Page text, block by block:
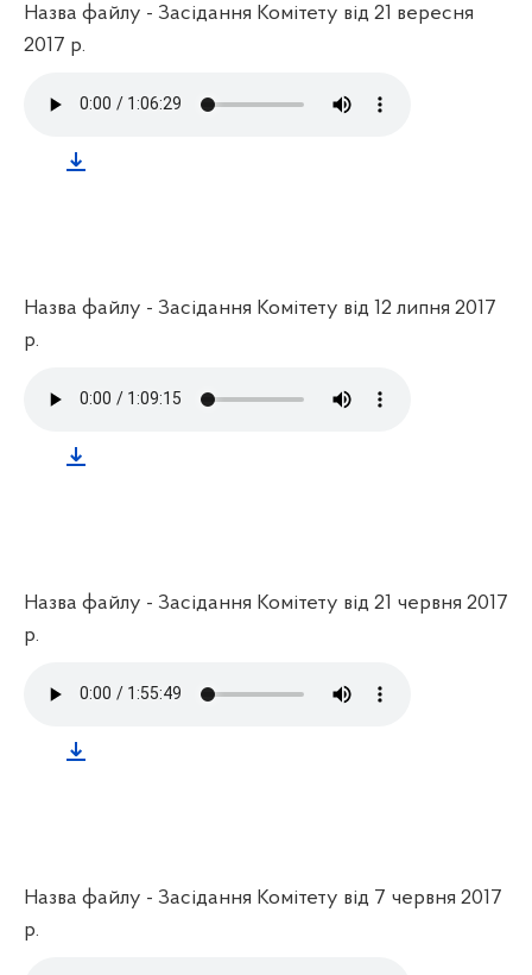
Назва файлу - Засідання Комітету від 21 вересня
2017 р.
Назва файлу - Засідання Комітету від 12 липня 2017
р.
Назва файлу - Засідання Комітету від 21 червня 2017
р.
Назва файлу - Засідання Комітету від 7 червня 2017
р.